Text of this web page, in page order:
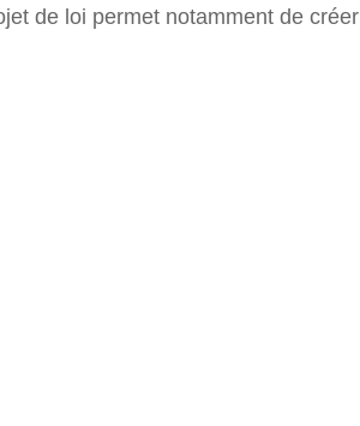
de loi permet notamment de créer